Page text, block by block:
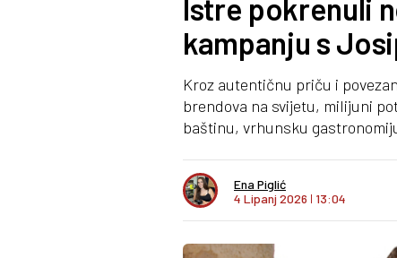
Istre pokrenuli
kampanju s
Kroz autentičnu priču i
brendova na svijetu, milijuni
baštinu, vrhunsku
Ena Piglić
4 Lipanj 2026 I 13:04